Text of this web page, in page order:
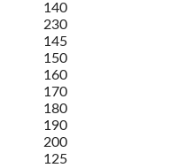
140
230
145
150
160
170
180
190
200
125